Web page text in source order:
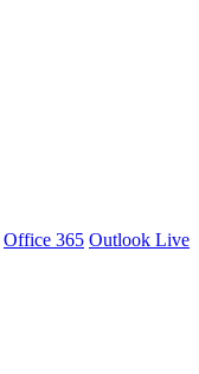
Office 365 Outlook Live